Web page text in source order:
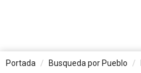
Portada Busqueda por Pueblo